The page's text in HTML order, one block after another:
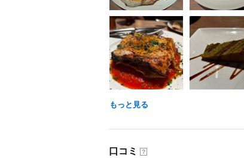
もっと見る
口コミ ？